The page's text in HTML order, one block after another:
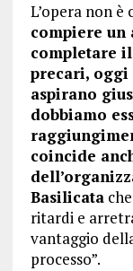
L’opera non è
compiere un
completare
precari,
aspirano
dobbiamo
coincide
Basilicata
ritardi e
vantaggio
processo”.